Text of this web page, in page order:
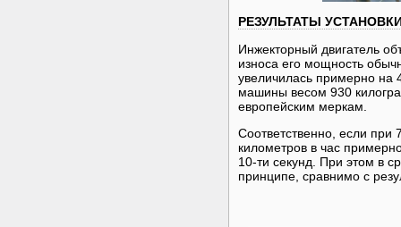
РЕЗУЛЬТАТЫ
Инжекторный двигатель
износа его мощность
увеличилась примерно на
машины весом 930
европейским меркам.
Соответственно, если при
километров в час
10-ти секунд. При этом в
принципе, сравнимо с